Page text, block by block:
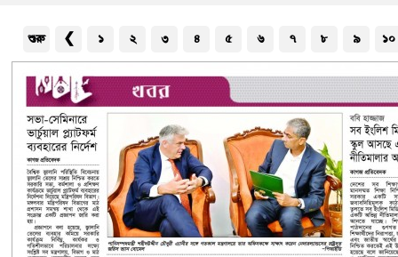
শুরু ❮ ১ ২ ৩ ৪ ৫ ৬ ৭ ৮ ৯ ১০